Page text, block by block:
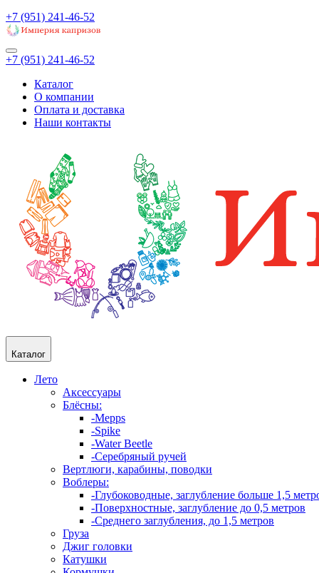
+7 (951) 241-46-52
+7 (951) 241-46-52
Каталог
О компании
Оплата и доставка
Наши контакты
Каталог
Лето
Аксессуары
Блёсны:
-Mepps
-Spike
-Water Beetle
-Серебряный ручей
Вертлюги, карабины, поводки
Воблеры:
-Глубоководные, заглубление больше 1,5
-Поверхностные, заглубление до 0,5 метров
-Среднего заглубления, до 1,5 метров
Груза
Джиг головки
Катушки